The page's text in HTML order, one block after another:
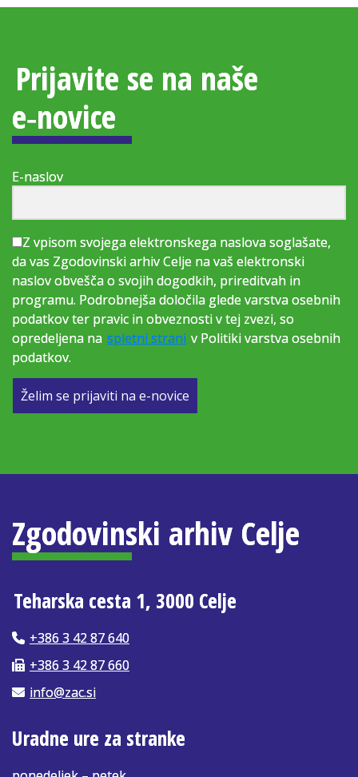
Prijavite se na naše
e‑novice
E-naslov
Z vpisom svojega elektronskega naslova soglašate,
da vas Zgodovinski arhiv Celje na vaš elektronski
naslov obvešča o svojih dogodkih, prireditvah in
programu. Podrobnejša določila glede varstva osebnih
podatkov ter pravic in obveznosti v tej zvezi, so
opredeljena na spletni strani v Politiki varstva osebnih
podatkov.
Želim se prijaviti na e-novice
Zgodovinski arhiv Celje
Teharska cesta 1, 3000 Celje
+386 3 42 87 640
+386 3 42 87 660
info@zac.si
Uradne ure za stranke